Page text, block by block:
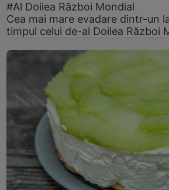
#Al Doilea Război Mondial
Cea mai mare evadare dintr-un
timpul celui de-al Doilea Război